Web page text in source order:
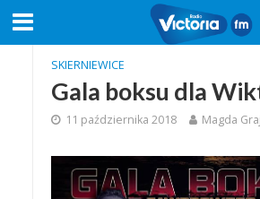
SKIERNIEWICE
Gala boksu dla
11 października 2018 Magda